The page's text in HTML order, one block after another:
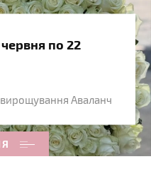
по 22
вирощування Аваланч